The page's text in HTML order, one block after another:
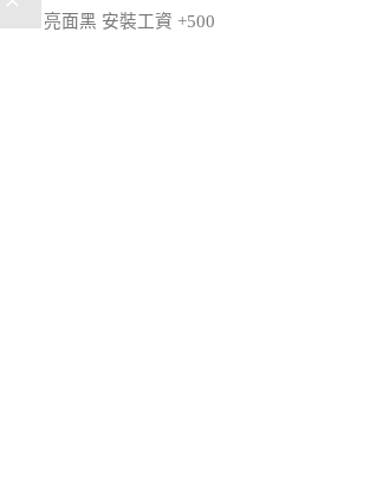
亮面黑 安裝工資 +500